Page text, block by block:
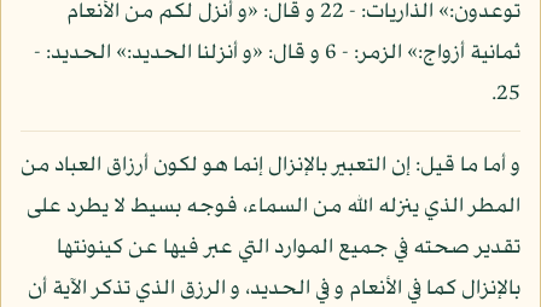
توعدون:» الذاريات: - 22 و قال: «و أنزل لكم من الأنعام
ثمانية أزواج:» الزمر: - 6 و قال: «و أنزلنا الحديد:» الحديد: -
25.
و أما ما قيل: إن التعبير بالإنزال إنما هو لكون أرزاق العباد من
المطر الذي ينزله الله من السماء، فوجه بسيط لا يطرد على
تقدير صحته في جميع الموارد التي عبر فيها عن كينونتها
بالإنزال كما في الأنعام و في الحديد، و الرزق الذي تذكر الآية أن